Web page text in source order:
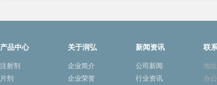
产品中心
注射剂
片剂
关于润弘
企业简介
企业荣誉
新闻资讯
公司新闻
行业资讯
联
地
办